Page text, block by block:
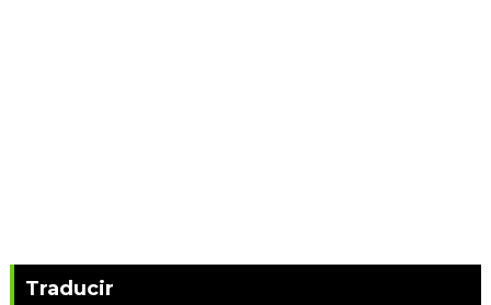
Traducir